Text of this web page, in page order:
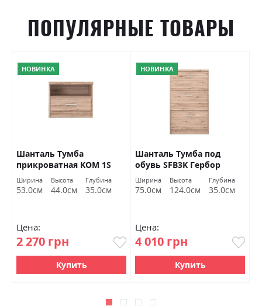
ПОПУЛЯРНЫЕ ТОВАРЫ
НОВИНКА
Шанталь Тумба
прикроватная KOM 1S
Гербор
Ширина
53.0см
Высота
44.0см
Глубина
35.0см
Цена:
2 270 грн
Купить
НОВИНКА
Шанталь Тумба под
обувь SFB3K Гербор
Ширина
75.0см
Высота
124.0см
Глубина
35.0см
Цена:
4 010 грн
Купить